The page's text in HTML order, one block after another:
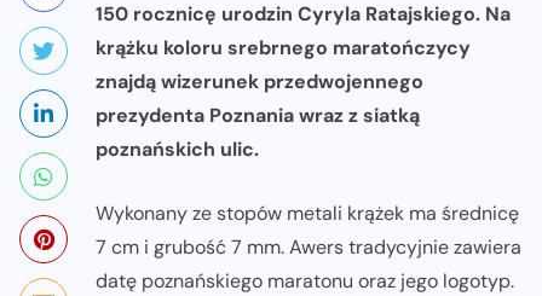
150 rocznicę urodzin Cyryla Ratajskiego. Na
krążku koloru srebrnego maratończycy
znajdą wizerunek przedwojennego
prezydenta Poznania wraz z siatką
poznańskich ulic.
Wykonany ze stopów metali krążek ma średnicę
7 cm i grubość 7 mm. Awers tradycyjnie zawiera
datę poznańskiego maratonu oraz jego logotyp.